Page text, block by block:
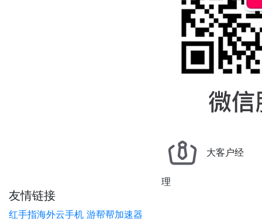
友情链接
红手指海外云手机 游帮帮加速器
大客户经
理